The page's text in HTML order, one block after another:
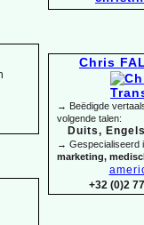
Chris
→ Beëdigde
volgende talen:
Duits,
→ Gespecialiseerd
marketing,
+32 (0)2